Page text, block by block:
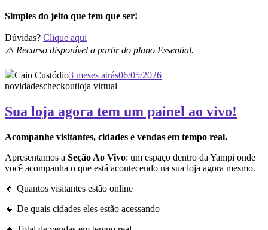
Simples do jeito que tem que ser!
Dúvidas? Clique aqui
⚠️ Recurso disponível a partir do plano Essential.
Caio Custódio3 meses atrás06/05/2026
novidadescheckoutloja virtual
Sua loja agora tem um painel ao vivo!
Acompanhe visitantes, cidades e vendas em tempo real.
Apresentamos a Seção Ao Vivo: um espaço dentro da Yampi onde
você acompanha o que está acontecendo na sua loja agora mesmo.
🔸 Quantos visitantes estão online
🔸 De quais cidades eles estão acessando